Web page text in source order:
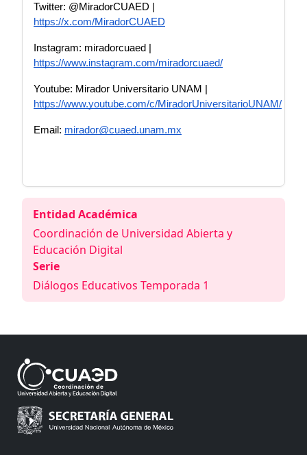
https://x.com/MiradorCUAED
https://www.instagram.com/miradorcuaed/
https://www.youtube.com/c/MiradorUniversitarioUNAM/
Email: mirador@cuaed.unam.mx
Entidad Académica
Coordinación de Universidad Abierta y
Educación Digital
Serie
Diálogos Educativos Temporada 1